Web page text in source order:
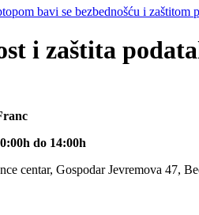
i zaštita
do 14:00h
centar, Gospodar Jevremova 47,